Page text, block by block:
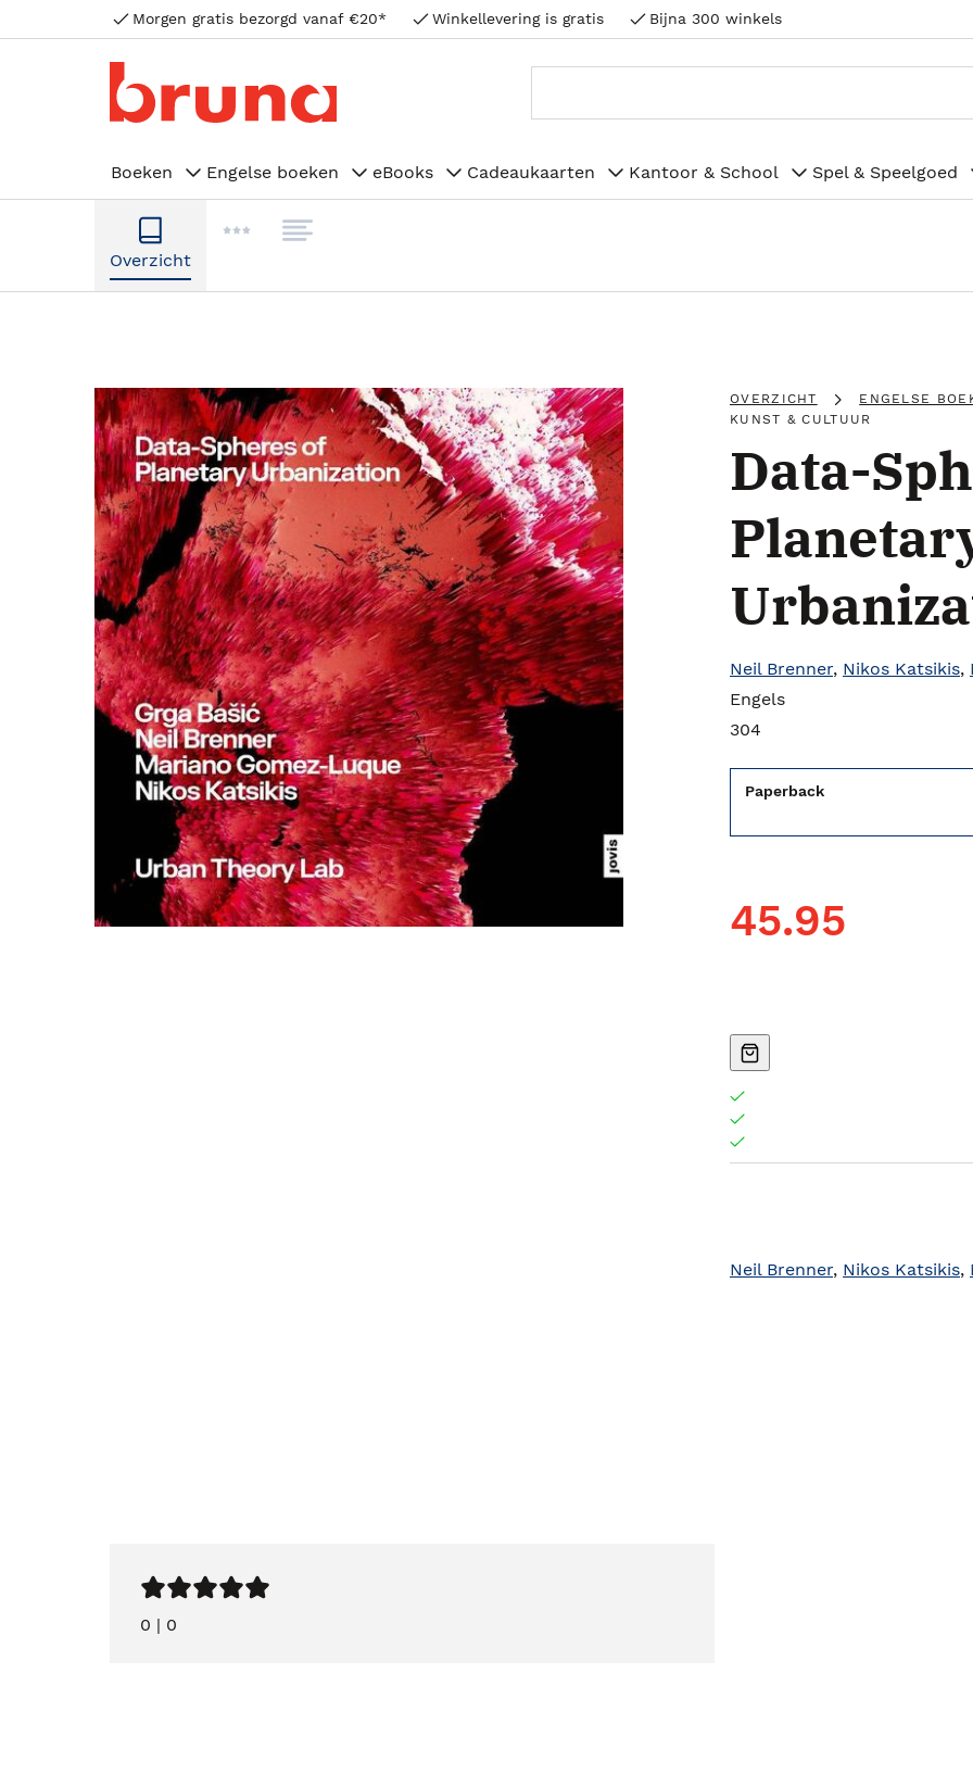
Morgen gratis bezorgd vanaf €20* Winkellevering is gratis Bijna 300 winkels
Boeken Engelse boeken eBooks Cadeaukaarten Kantoor & School Spel & Speelgoed
Overzicht
OVERZICHT
ENGELSE
KUNST & CULTUUR
Data-
Neil Brenner, Nikos Katsikis,
Engels
304
Paperback
45.95
Neil Brenner, Nikos Katsikis,
0 | 0